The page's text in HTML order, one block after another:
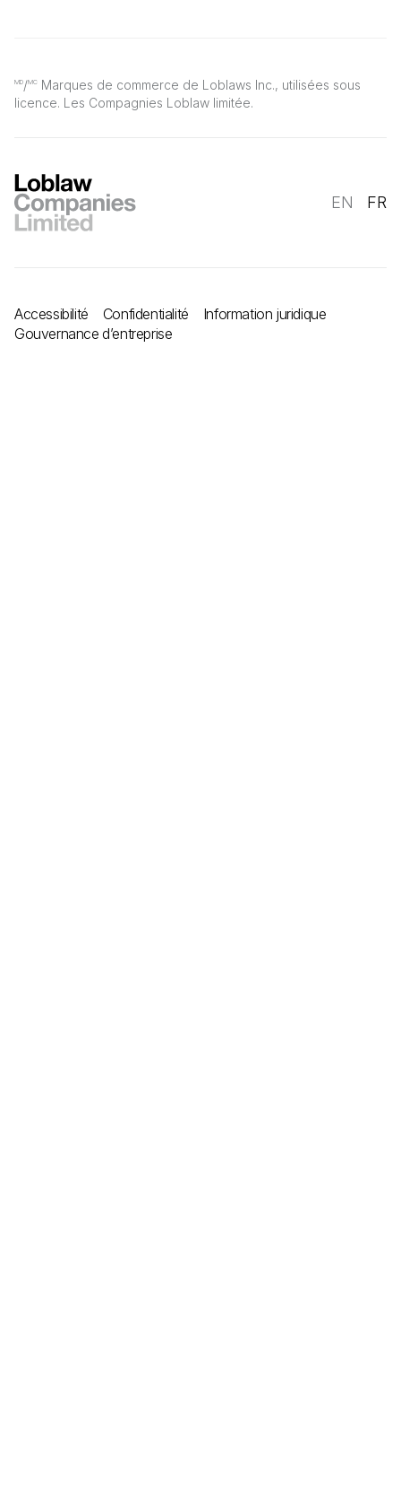
MD/MC Marques de commerce de Loblaws Inc., utilisées sous
licence. Les Compagnies Loblaw limitée.
EN FR
Accessibilité Confidentialité
Information juridique
Gouvernance d’entreprise